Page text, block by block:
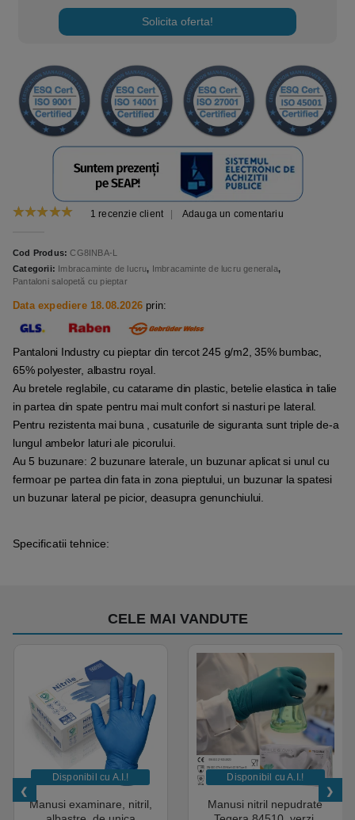
1 recenzie client | Adauga un comentariu
Cod Produs:CG8INBA-L
Categorii: Imbracaminte de lucru, Imbracaminte de lucru generala,
Pantaloni salopetă cu pieptar
Data expediere 18.08.2026 prin:
Pantaloni Industry cu pieptar din tercot 245 g/m2, 35% bumbac,
65% polyester, albastru royal.
Au bretele reglabile, cu catarame din plastic, betelie elastica in talie
in partea din spate pentru mai mult confort si nasturi pe lateral.
Pentru rezistenta mai buna , cusaturile de siguranta sunt triple de-a
lungul ambelor laturi ale picorului.
Au 5 buzunare: 2 buzunare laterale, un buzunar aplicat si unul cu
fermoar pe partea din fata in zona pieptului, un buzunar la spatesi
un buzunar lateral pe picior, deasupra genunchiului.
Solicita oferta!
Specificatii tehnice:
CELE MAI VANDUTE
Disponibil cu A.I.​!
Manusi examinare, nitril,
Disponibil cu A.I.​!
Manusi nitril nepudrate